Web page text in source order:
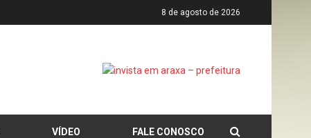
8 de agosto de 2026
VÍDEO FALE CONOSCO